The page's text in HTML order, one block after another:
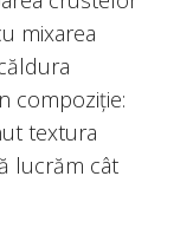
mixarea
compoziție:
textura
lucrăm cât